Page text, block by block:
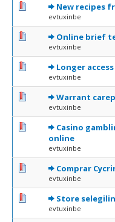
New recipes
evtuxinbe
0 Votes - 0
Online brief
evtuxinbe
0 Votes - 0
Longer
evtuxinbe
0 Votes - 0
Warrant
evtuxinbe
0 Votes - 0
Casino
online
evtuxinbe
0 Votes - 0
Comprar
evtuxinbe
0 Votes - 0 sur
Store
evtuxinbe
0 Votes - 0 sur